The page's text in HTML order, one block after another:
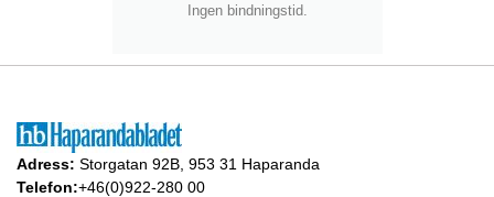
Ingen bindningstid.
Adress: Storgatan 92B, 953 31 Haparanda
Telefon:+46(0)922-280 00